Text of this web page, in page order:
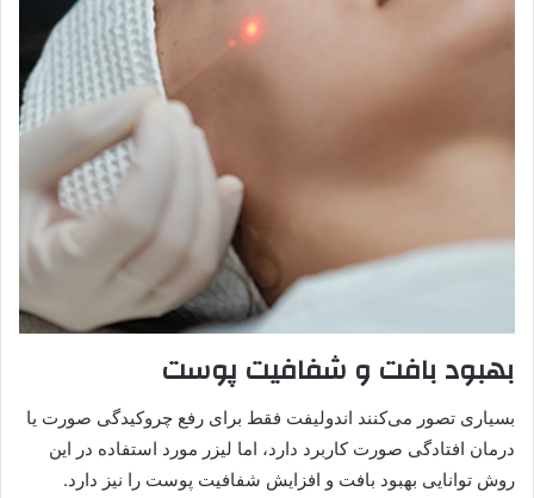
بهبود بافت و شفافیت پوست
بسیاری تصور می‌کنند اندولیفت فقط برای رفع چروکیدگی صورت یا
درمان افتادگی صورت کاربرد دارد، اما لیزر مورد استفاده در این
روش توانایی بهبود بافت و افزایش شفافیت پوست را نیز دارد.